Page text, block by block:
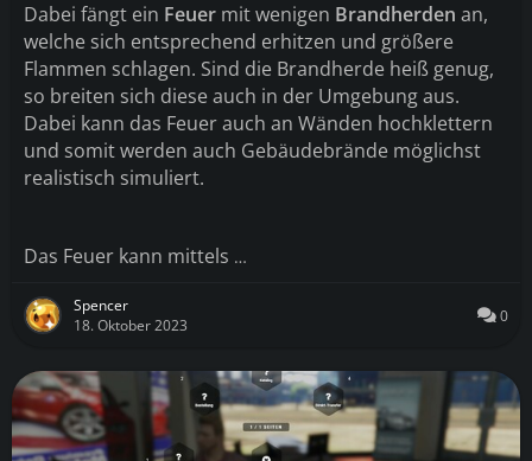
Dabei fängt ein Feuer mit wenigen Brandherden an,
welche sich entsprechend erhitzen und größere
Flammen schlagen. Sind die Brandherde heiß genug,
so breiten sich diese auch in der Umgebung aus.
Dabei kann das Feuer auch an Wänden hochklettern
und somit werden auch Gebäudebrände möglichst
realistisch simuliert.
Das Feuer kann mittels …
Spencer
18. Oktober 2023
0